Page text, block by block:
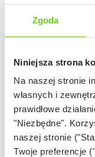
Zgoda
Niniejsza strona
Na naszej stronie
własnych i
prawidłowe
"Niezbędne".
naszej stronie
Twoje preferencje
Dostępny
Waga
ze
WPT 60/
Kod produktu: